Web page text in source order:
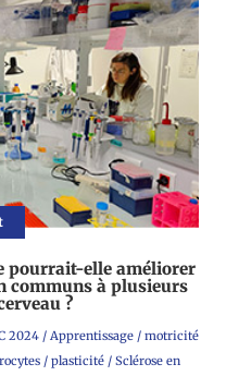
pourrait-elle améliorer
communs à plusieurs
?
2024 / Apprentissage / motricité
/ plasticité/ Sclérose en